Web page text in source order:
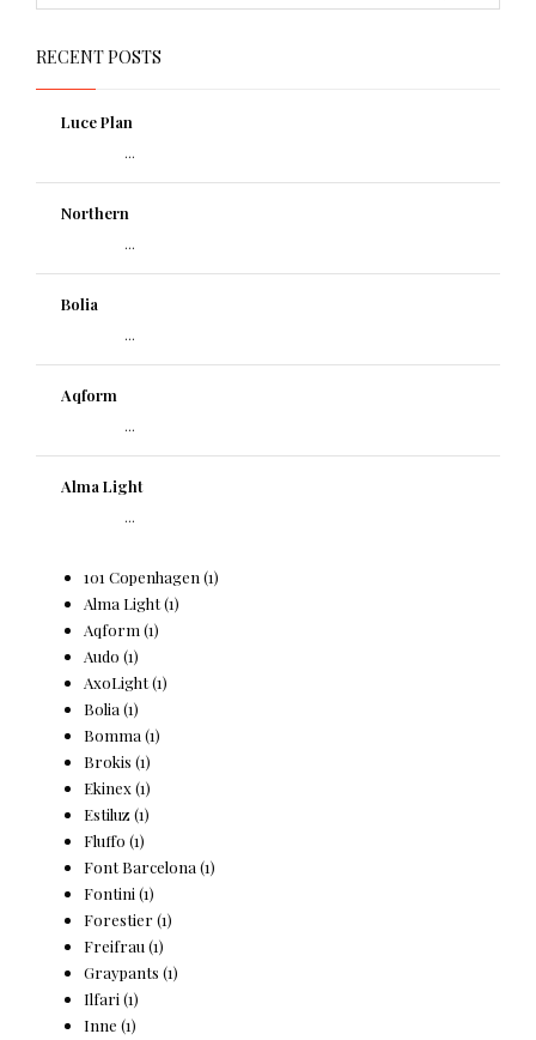
RECENT POSTS
Luce Plan
...
Northern
...
Bolia
...
Aqform
...
Alma Light
...
101 Copenhagen (1)
Alma Light(1)
Aqform (1)
Audo (1)
AxoLight(1)
Bolia (1)
Bomma (1)
Brokis (1)
Ekinex(1)
Estiluz (1)
Fluffo (1)
Font Barcelona (1)
Fontini (1)
Forestier(1)
Freifrau (1)
Graypants (1)
Ilfari (1)
Inne (1)